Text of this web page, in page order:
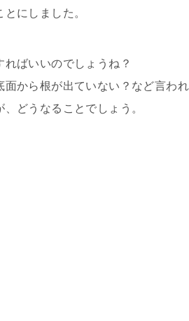
にしました。
ばいいのでしょうね？
から根が出ていない？など言わ
どうなることでしょう。